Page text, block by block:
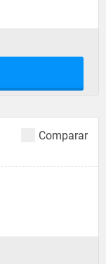
Comparar